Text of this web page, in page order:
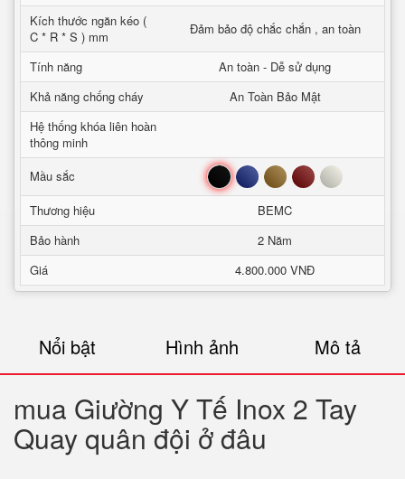
Kích thước ngăn kéo (
C * R * S ) mm
Đảm bảo độ chắc chắn , an toàn
Tính năng
An toàn - Dễ sử dụng
Khả năng chống cháy
An Toàn Bảo Mật
Hệ thống khóa liên hoàn
thông minh
Mầu sắc
Đen Xanh Nâu Đỏ Trắng
Thương hiệu
BEMC
Bảo hành
2 Năm
Giá
4.800.000 VNĐ
Nổi bật Hình ảnh Mô tả
mua Giường Y Tế Inox 2 Tay
Quay quân đội ở đâu